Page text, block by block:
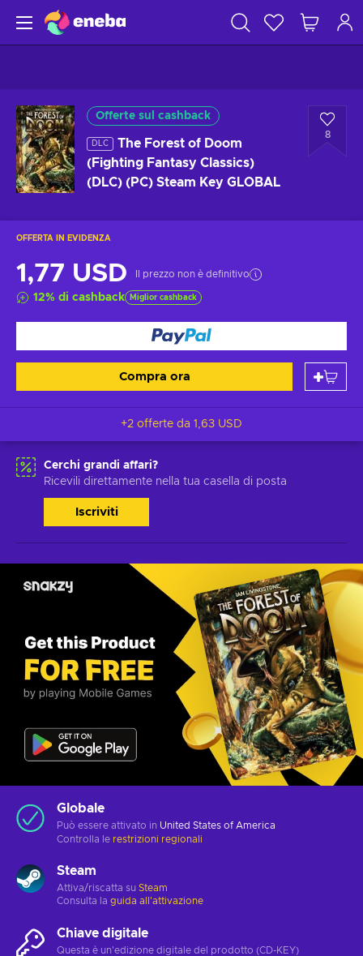
Offerte sul cashback
DLC
The Forest of Doom
(Fighting Fantasy Classics)
(DLC) (PC) Steam Key GLOBAL
8
OFFERTA IN EVIDENZA
1,77 USD Il prezzo non è definitivo
12% di cashback Miglior cashback
Compra ora
+2 offerte da 1,63 USD
Cerchi grandi affari?
Ricevili direttamente nella tua casella di posta
Iscriviti
Globale
Può essere attivato in United States of America
Controlla le restrizioni regionali
Steam
Attiva/riscatta su Steam
Consulta la guida all'attivazione
Chiave digitale
Questa è un'edizione digitale del prodotto (CD-KEY)